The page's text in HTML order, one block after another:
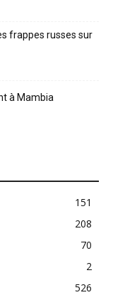
frappes russes sur
à Mambia
151
208
70
2
526